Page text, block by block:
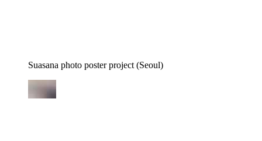
Suasana photo poster project (Seoul)